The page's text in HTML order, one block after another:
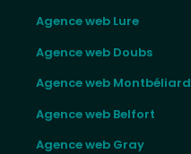
Agence web Lure
Agence web Doubs
Agence web Montbéliard
Agence web Belfort
Agence web Gray